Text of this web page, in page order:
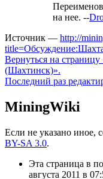
на нее. --
Источник — http://
Вернуться на
(Шахтинск)».
Последний раз
MiningWiki
Если не указано иное,
BY-SA 3.0.
Эта страница в
августа 2011 в